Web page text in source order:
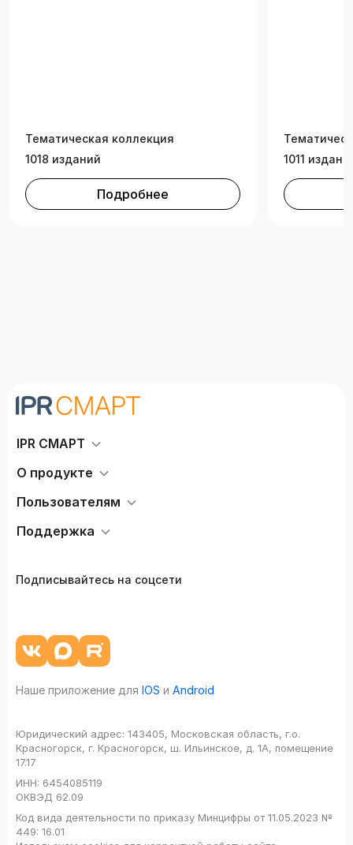
Тематическая коллекция
1018 изданий
Подробнее
1011
IPR СМАРТ
О продукте
Пользователям
Поддержка
Подписывайтесь на соцсети
Наше приложение для IOS и Android
Юридический адрес: 143405, Московская область, г.о.
Красногорск, г. Красногорск, ш. Ильинское, д. 1А, помещение
17.17
ИНН: 6454085119
ОКВЭД 62.09
Код вида деятельности по приказу Минцифры от 11.05.2023 №
449: 16.01